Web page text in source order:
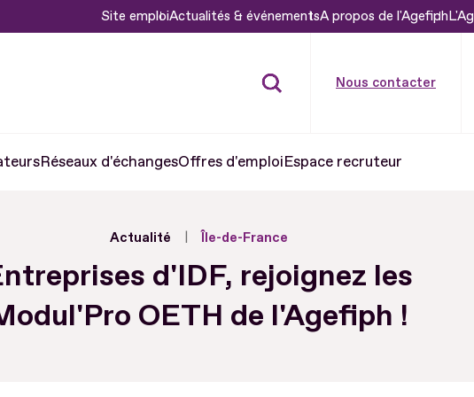
Site emploiActualités & événementsA propos de l'Agefiph
Nous contacter
Réseaux d'échangesOffres d'emploiEspace recruteur
Actualité Île-de-France
d'IDF, rejoignez les
OETH de l'Agefiph !